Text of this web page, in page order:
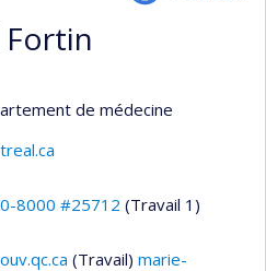
Fortin
de médecine
8000 #25712 (Travail 1)
(Travail) marie-